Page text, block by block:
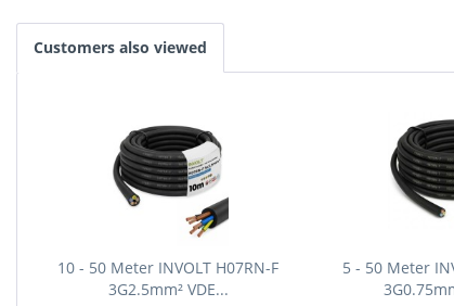
Customers also viewed
10 - 50 Meter INVOLT H07RN-F
3G2.5mm² VDE...
5 - 50 Meter